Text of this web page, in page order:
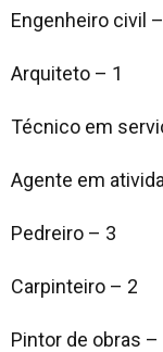
Engenheiro civil
Arquiteto – 1
Técnico em
Agente em
Pedreiro – 3
Carpinteiro – 2
Pintor de obras –